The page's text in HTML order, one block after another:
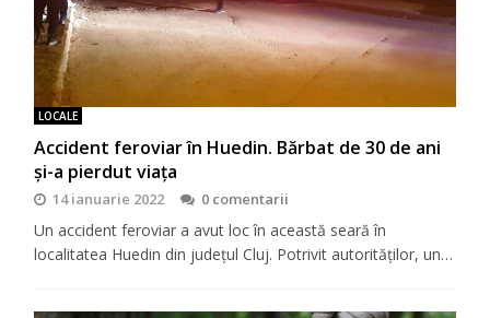
LOCALE
Accident feroviar în Huedin. Bărbat de 30 de ani
și-a pierdut viața
14 ianuarie 2022 0 comentarii
Un accident feroviar a avut loc în această seară în
localitatea Huedin din județul Cluj. Potrivit autorităților, un…